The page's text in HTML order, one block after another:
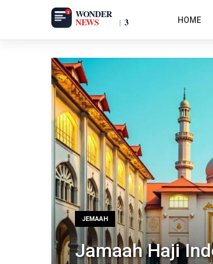
HOME
JEMAAH
Jamaah Haji